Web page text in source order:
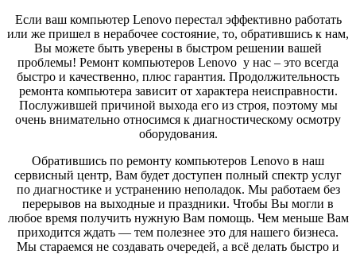
Если ваш компьютер Lenovo перестал эффективно работать
или же пришел в нерабочее состояние, то, обратившись к нам,
Вы можете быть уверены в быстром решении вашей
проблемы! Ремонт компьютеров Lenovo у нас – это всегда
быстро и качественно, плюс гарантия. Продолжительность
ремонта компьютера зависит от характера неисправности.
Послужившей причиной выхода его из строя, поэтому мы
очень внимательно относимся к диагностическому осмотру
оборудования.
Обратившись по ремонту компьютеров Lenovo в наш
сервисный центр, Вам будет доступен полный спектр услуг
по диагностике и устранению неполадок. Мы работаем без
перерывов на выходные и праздники. Чтобы Вы могли в
любое время получить нужную Вам помощь. Чем меньше Вам
приходится ждать — тем полезнее это для нашего бизнеса.
Мы стараемся не создавать очередей, а всё делать быстро и